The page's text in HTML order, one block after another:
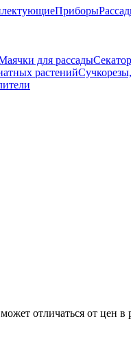
Приборы
для рассады
растений
отличаться от цен